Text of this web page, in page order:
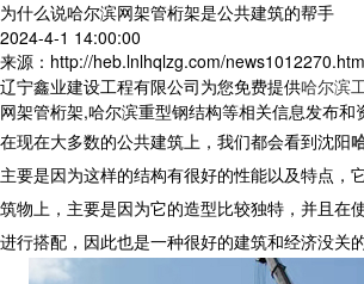
为什么说哈尔滨网架管桁架是公共建筑的帮手
2024-4-1 14:00:00
来源：http://heb.lnlhqlzg.com/
辽宁鑫业建设工程有限公司为您免费提供哈尔滨
网架管桁架,哈尔滨重型钢结构等相关信息发布和
在现在大多数的公共建筑上，我们都会看到沈阳
主要是因为这样的结构有很好的性能以及特点，
筑物上，主要是因为它的造型比较独特，并且在
进行搭配，因此也是一种很好的建筑和经济没关